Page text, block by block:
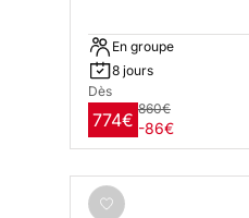
En groupe
8 jours
Dès
774€
860€
-86€